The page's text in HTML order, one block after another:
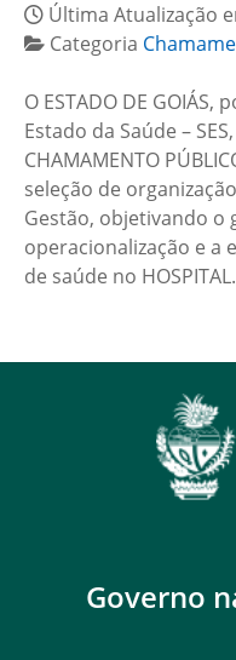
Última Atualização
Categoria
O ESTADO DE
Estado da Saúde –
CHAMAMENTO
seleção de
Gestão, objetivando o
operacionalização e a
de saúde no
Governo